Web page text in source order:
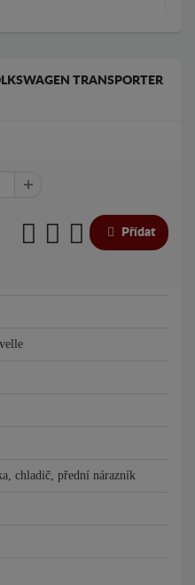
TRANSPORTER
Přídat
chladič, přední nárazník